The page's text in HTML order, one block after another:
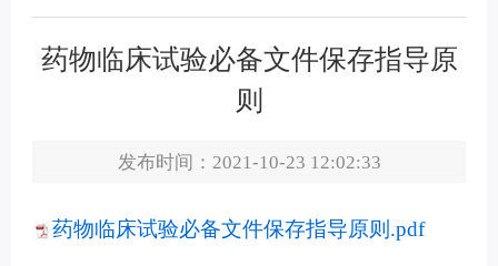
药物临床试验必备文件保存指导原
则
发布时间：2021-10-23 12:02:33
药物临床试验必备文件保存指导原则.pdf